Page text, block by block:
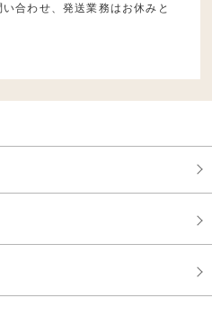
合わせ、発送業務はお休みと